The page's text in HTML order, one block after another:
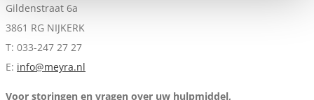
Gildenstraat 6a
3861 RG NIJKERK
T: 033-247 27 27
E: info@meyra.nl
Voor storingen en vragen over uw hulpmiddel,